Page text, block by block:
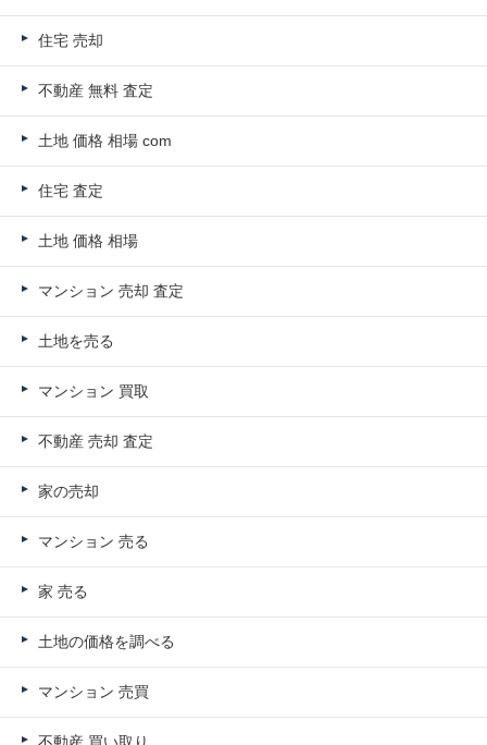
住宅 売却
不動産 無料 査定
土地 価格 相場 com
住宅 査定
土地 価格 相場
マンション 売却 査定
土地を売る
マンション 買取
不動産 売却 査定
家の売却
マンション 売る
家 売る
土地の価格を調べる
マンション 売買